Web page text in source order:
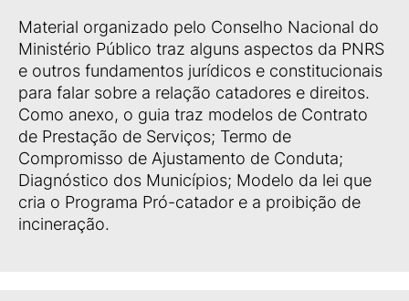
Material organizado pelo Conselho Nacional do
Ministério Público traz alguns aspectos da PNRS
e outros fundamentos jurídicos e constitucionais
para falar sobre a relação catadores e direitos.
Como anexo, o guia traz modelos de Contrato
de Prestação de Serviços; Termo de
Compromisso de Ajustamento de Conduta;
Diagnóstico dos Municípios; Modelo da lei que
cria o Programa Pró-catador e a proibição de
incineração.